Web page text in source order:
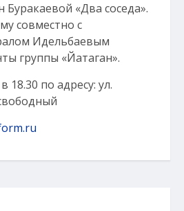
«Два соседа».
совместно с
Идельбаевым
группы «Йатаган».
18.30 по адресу: ул.